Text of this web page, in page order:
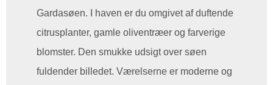
Gardasøen. I haven er du omgivet af duftende
citrusplanter, gamle oliventræer og farverige
blomster. Den smukke udsigt over søen
fuldender billedet. Værelserne er moderne og